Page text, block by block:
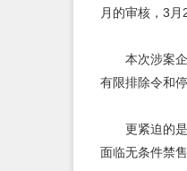
月的审核，3月
本次涉案
有限排除令和
更紧迫的
面临无条件禁